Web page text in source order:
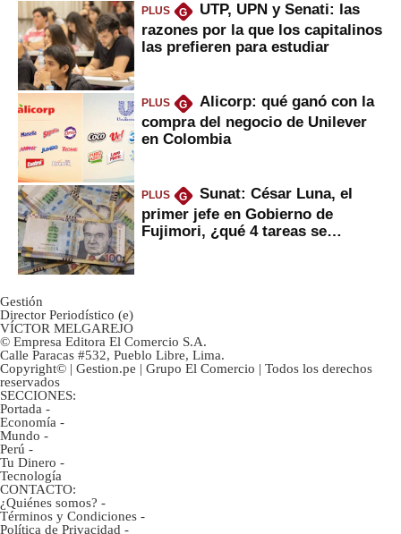
PLUS G
UTP, UPN y Senati: las
razones por la que los capitalinos
las prefieren para estudiar
PLUS G
Alicorp: qué ganó con la
compra del negocio de Unilever
en Colombia
PLUS G
Sunat: César Luna, el
primer jefe en Gobierno de
Fujimori, ¿qué 4 tareas se
Gestión
Director Periodístico (e)
VÍCTOR MELGAREJO
© Empresa Editora El Comercio S.A.
Calle Paracas #532, Pueblo Libre, Lima.
Copyright© | Gestion.pe | Grupo El Comercio | Todos los derechos
reservados
SECCIONES:
Portada -
Economía -
Mundo -
Perú -
Tu Dinero -
Tecnología
CONTACTO:
¿Quiénes somos? -
Términos y Condiciones -
Política de Privacidad -